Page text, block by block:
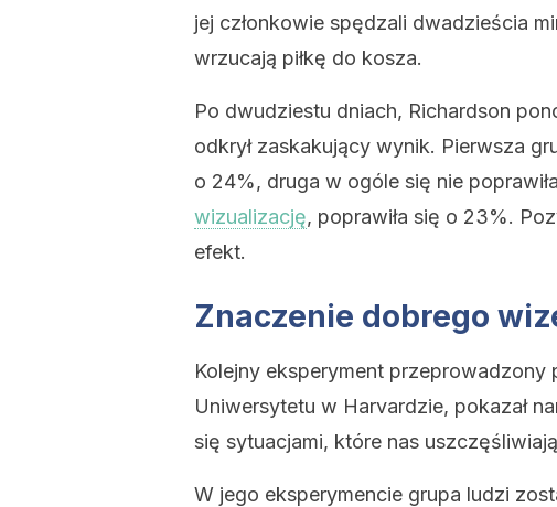
jej członkowie spędzali dwadzieścia
wrzucają piłkę do kosza.
Po dwudziestu dniach, Richardson
odkrył zaskakujący wynik. Pierwsza
o 24%, druga w ogóle się nie
wizualizację, poprawiła się o 23%.
efekt.
Znaczenie dobrego
Kolejny eksperyment przeprowadzony
Uniwersytetu w Harvardzie, pokazał
się sytuacjami, które nas
W jego eksperymencie grupa ludzi